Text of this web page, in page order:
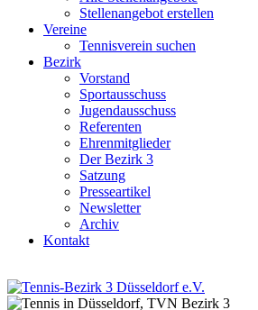
Stellenangebot erstellen
Vereine
Tennisverein suchen
Bezirk
Vorstand
Sportausschuss
Jugendausschuss
Referenten
Ehrenmitglieder
Der Bezirk 3
Satzung
Presseartikel
Newsletter
Archiv
Kontakt